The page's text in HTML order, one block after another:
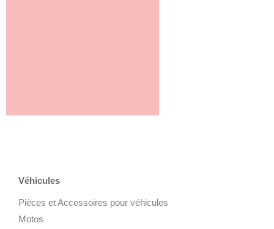
Véhicules
Pièces et Accessoires pour véhicules
Motos